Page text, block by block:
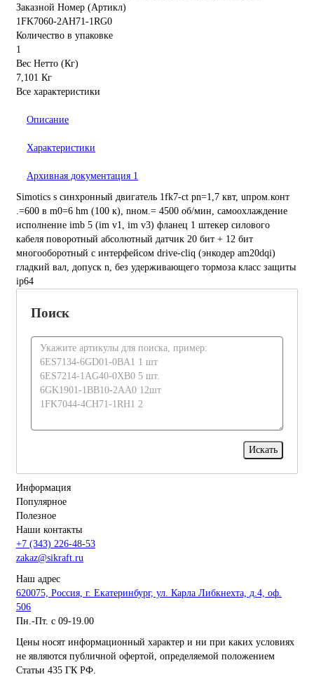
Заказной Номер (Артикл)
1FK7060-2AH71-1RG0
Количество в упаковке
1
Вес Нетто (Кг)
7,101 Кг
Все характеристики
Описание
Характеристики
Архивная документация 1
Simotics s синхронный двигатель 1fk7-ct pn=1,7 квт, uпром.конт
.=600 в m0=6 hm (100 к), nном.= 4500 об/мин, самоохлаждение
исполнение imb 5 (im v1, im v3) фланец 1 штекер силового
кабеля поворотный абсолютный датчик 20 бит + 12 бит
многооборотный с интерфейсом drive-cliq (энкодер am20dqi)
гладкий вал, допуск n, без удерживающего тормоза класс защиты
ip64
Поиск
Информация
Популярное
Полезное
Наши контакты
+7 (343) 226-48-53
zakaz@sikraft.ru
Наш адрес
620075, Россия, г. Екатеринбург, ул. Карла Либкнехта, д.4, оф.
506
Пн.-Пт. с 09-19.00
Цены носят информационный характер и ни при каких условиях
не являются публичной офертой, определяемой положением
Статьи 435 ГК РФ.